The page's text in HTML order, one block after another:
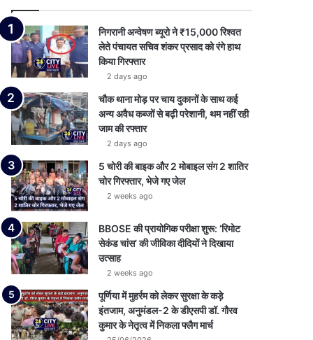
निगरानी अन्वेषण ब्यूरो ने ₹15,000 रिश्वत
लेते पंचायत सचिव शंकर प्रसाद को रंगे हाथ
किया गिरफ्तार
2 days ago
चौक थाना मोड़ पर चाय दुकानों के साथ कई
अन्य अवैध कब्जों से बढ़ी परेशानी, थम नहीं रही
जाम की रफ्तार
2 days ago
5 चोरी की बाइक और 2 मोबाइल संग 2 शातिर
चोर गिरफ्तार, भेजे गए जेल
2 weeks ago
BBOSE की प्रायोगिक परीक्षा शुरू: ‘रिमोट
सेकंड चांस’ की जीविका दीदियों ने दिखाया
उत्साह
2 weeks ago
पूर्णिया में मुहर्रम को लेकर सुरक्षा के कड़े
इंतजाम, अनुमंडल-2 के डीएसपी डॉ. गौरव
कुमार के नेतृत्व में निकला फ्लैग मार्च